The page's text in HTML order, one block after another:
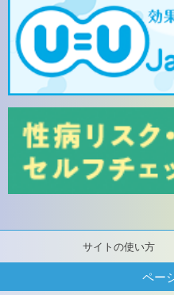
サイトの使い方
ペー